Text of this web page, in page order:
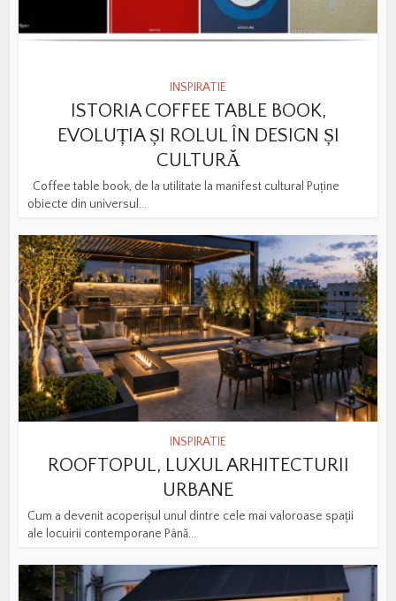
INSPIRATIE
ISTORIA COFFEE TABLE BOOK,
EVOLUȚIA ȘI ROLUL ÎN DESIGN ȘI
CULTURĂ
Coffee table book, de la utilitate la manifest cultural Puține
obiecte din universul...
INSPIRATIE
ROOFTOPUL, LUXUL ARHITECTURII
URBANE
Cum a devenit acoperișul unul dintre cele mai valoroase spații
ale locuirii contemporane Până...